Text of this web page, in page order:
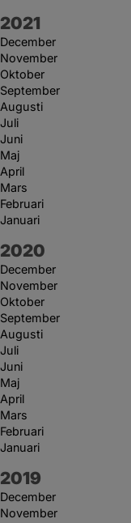
År:
2021
December
November
Oktober
September
Augusti
Juli
Juni
Maj
April
Mars
Februari
Januari
År:
2020
December
November
Oktober
September
Augusti
Juli
Juni
Maj
April
Mars
Februari
Januari
År:
2019
December
November